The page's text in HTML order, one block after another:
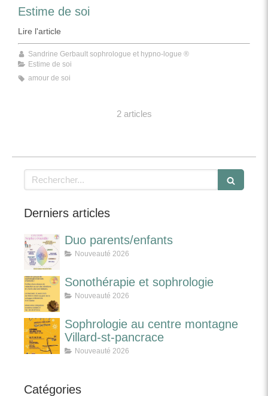
Estime de soi
Lire l'article
Sandrine Gerbault sophrologue et hypno-logue ®
Estime de soi
amour de soi
2 articles
Rechercher
Derniers articles
Duo parents/enfants
Nouveauté 2026
Sonothérapie et sophrologie
Nouveauté 2026
Sophrologie au centre montagne
Villard-st-pancrace
Nouveauté 2026
Catégories